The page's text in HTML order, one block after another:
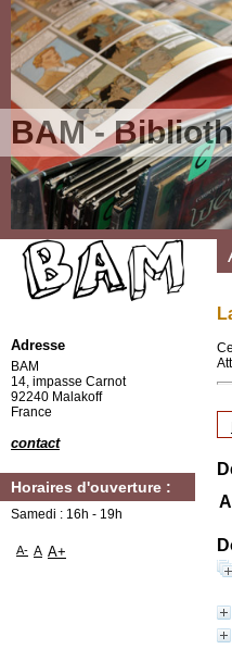
BAM -
Adresse
BAM
14, impasse Carnot
92240 Malakoff
France
contact
Horaires d'ouverture :
Samedi : 16h - 19h
A- A A+